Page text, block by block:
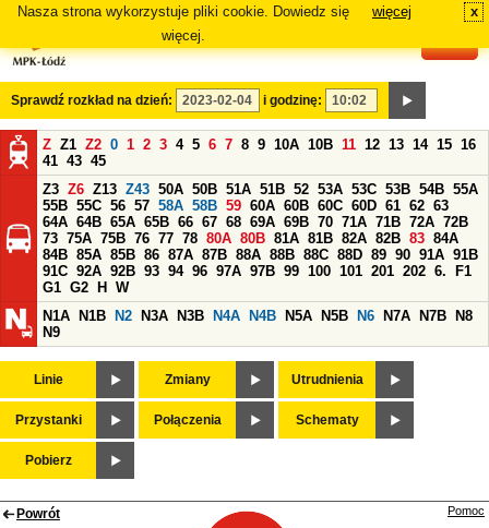
Nasza strona wykorzystuje pliki cookie. Dowiedz się
więcej.
więcej x
Sprawdź rozkład na dzień: i godzinę:
Z Z1 Z2 0 1 2 3 4 5 6 7 8 9 10A 10B 11 12 13 14 15 16
41 43 45
Z3 Z6 Z13 Z43 50A 50B 51A 51B 52 53A 53C 53B 54B 55A
55B 55C 56 57 58A 58B 59 60A 60B 60C 60D 61 62 63
64A 64B 65A 65B 66 67 68 69A 69B 70 71A 71B 72A 72B
73 75A 75B 76 77 78 80A 80B 81A 81B 82A 82B 83 84A
84B 85A 85B 86 87A 87B 88A 88B 88C 88D 89 90 91A 91B
91C 92A 92B 93 94 96 97A 97B 99 100 101 201 202 6.
F1
G1 G2 H
W
N1A
N1B N2 N3A N3B N4A N4B N5A N5B N6 N7A N7B
N8
N9
Linie Zmiany Utrudnienia
Przystanki Połączenia Schematy
Pobierz
Powrót Pomoc